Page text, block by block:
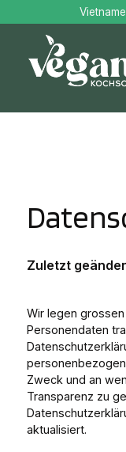
Zuletzt
Wir legen
Personendaten
Zweck und an
Transparenz zu
aktualisiert.